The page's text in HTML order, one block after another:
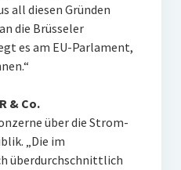
all diesen Gründen
die Brüsseler
es am EU-Parlament,
& Co.
über die Strom-
„Die im
überdurchschnittlich